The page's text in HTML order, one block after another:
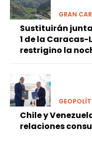
GRAN
Sustituirán
1 de la Caracas-
restrigino la
Chile y
relaciones